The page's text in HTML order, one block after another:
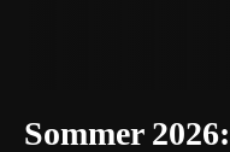
Sommer